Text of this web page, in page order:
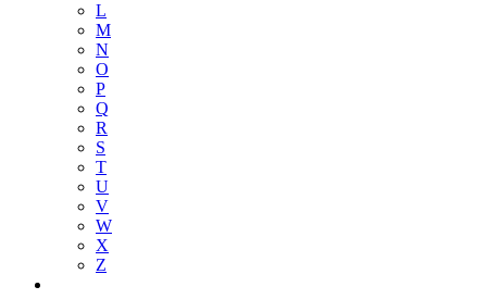
L
M
N
O
P
Q
R
S
T
U
V
W
X
Z